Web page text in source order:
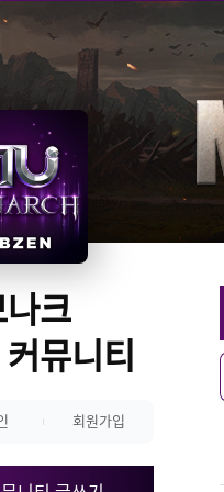
크
뮤니티
회원가입